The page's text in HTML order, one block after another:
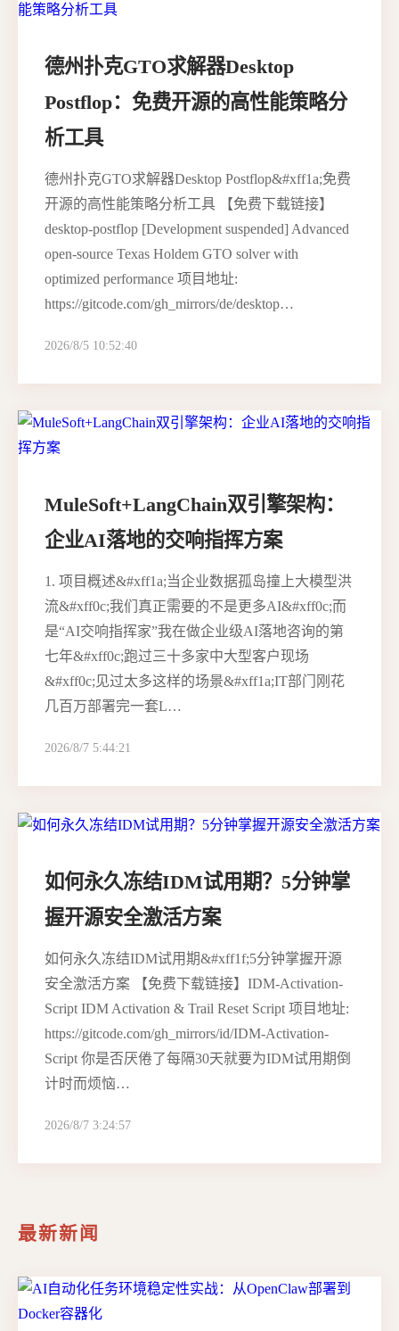
德州扑克GTO求解器Desktop
Postflop：免费开源的高性能策略分
析工具
德州扑克GTO求解器Desktop Postflop&#xff1a;免费
开源的高性能策略分析工具 【免费下载链接】
desktop-postflop [Development suspended] Advanced
open-source Texas Holdem GTO solver with
optimized performance 项目地址:
https://gitcode.com/gh_mirrors/de/desktop…
2026/8/5 10:52:40
MuleSoft+LangChain双引擎架构：
企业AI落地的交响指挥方案
1. 项目概述&#xff1a;当企业数据孤岛撞上大模型洪
流&#xff0c;我们真正需要的不是更多AI&#xff0c;而
是“AI交响指挥家”我在做企业级AI落地咨询的第
七年&#xff0c;跑过三十多家中大型客户现场
&#xff0c;见过太多这样的场景&#xff1a;IT部门刚花
几百万部署完一套L…
2026/8/7 5:44:21
如何永久冻结IDM试用期？5分钟掌
握开源安全激活方案
如何永久冻结IDM试用期&#xff1f;5分钟掌握开源
安全激活方案 【免费下载链接】IDM-Activation-
Script IDM Activation & Trail Reset Script 项目地址:
https://gitcode.com/gh_mirrors/id/IDM-Activation-
Script 你是否厌倦了每隔30天就要为IDM试用期倒
计时而烦恼…
2026/8/7 3:24:57
最新新闻